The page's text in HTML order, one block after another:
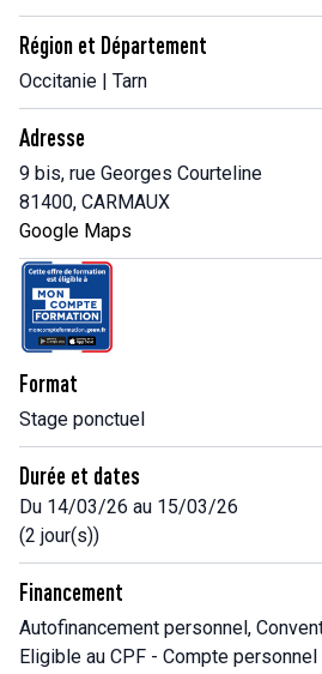
Région et Département
Occitanie | Tarn
Adresse
9 bis, rue Georges Courteline
81400, CARMAUX
Google Maps
Format
Stage ponctuel
Durée et dates
Du 14/03/26 au 15/03/26
(2 jour(s))
Financement
Autofinancement personnel,
Eligible au CPF - Compte